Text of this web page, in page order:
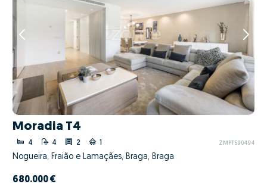
Moradia T4
4 4 2 1 ZMPT590494
Nogueira, Fraião e Lamaçães, Braga, Braga
680.000 €